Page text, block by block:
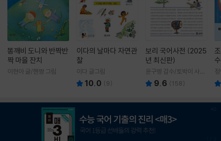
똥깨비 도니와 반짝반
짝 마을 잔치
이현아 글/핸짱 그림
이다의 날마다 자연관
찰
이다 글그림
10.0 (9)
보리 국어사전 (2025
년 최신판)
윤구병 감수/토박이 사전
편찬실 편
9.6 (158)